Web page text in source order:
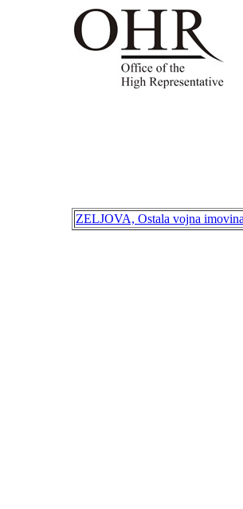
ZELJOVA, Ostala vojna